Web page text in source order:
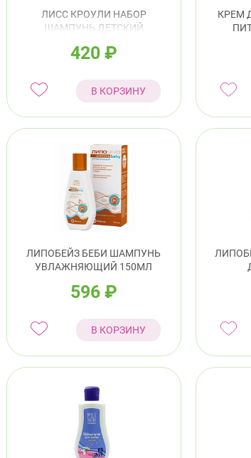
ЛИСС КРОУЛИ НАБОР
ШАМПУНЬ ДЕТСКИЙ
РАСЧЕСЫВАНИЯ ВОЛОС
420 ₽
В КОРЗИНУ
КРЕМ
ЛИПОБЕЙЗ БЕБИ ШАМПУНЬ
УВЛАЖНЯЮЩИЙ 150МЛ
596 ₽
В КОРЗИНУ